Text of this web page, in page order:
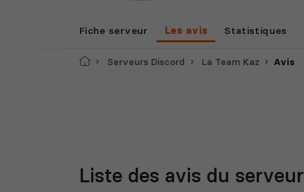
Fiche serveur Les avis Statistiques
AccueilServeurs Discord La Team Kaz Avis
Liste des avis du serveur